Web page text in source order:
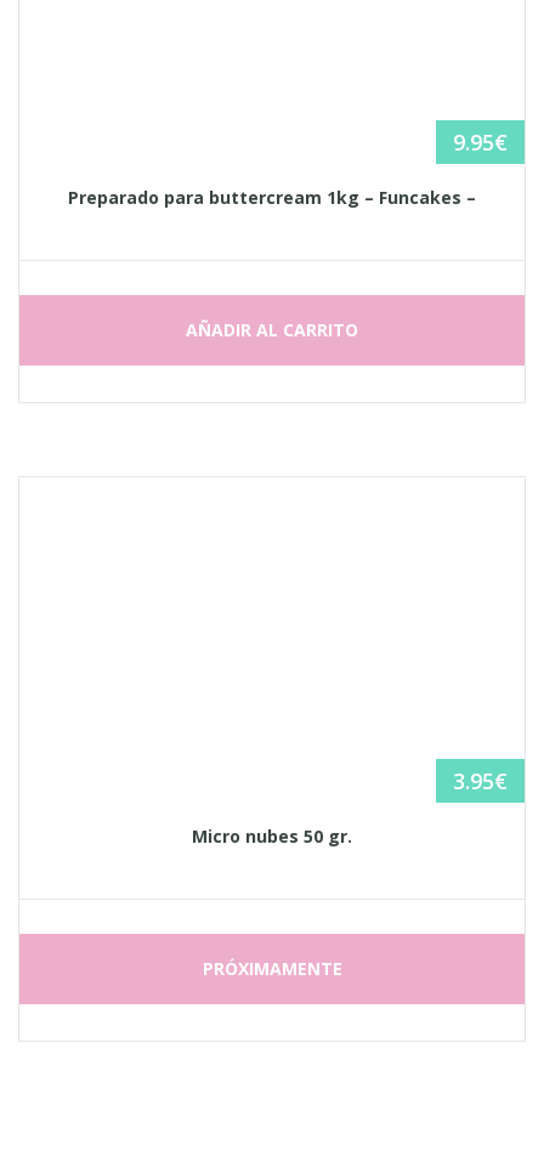
9.95€
Preparado para buttercream 1kg – Funcakes –
AÑADIR AL CARRITO
3.95€
Micro nubes 50 gr.
PRÓXIMAMENTE